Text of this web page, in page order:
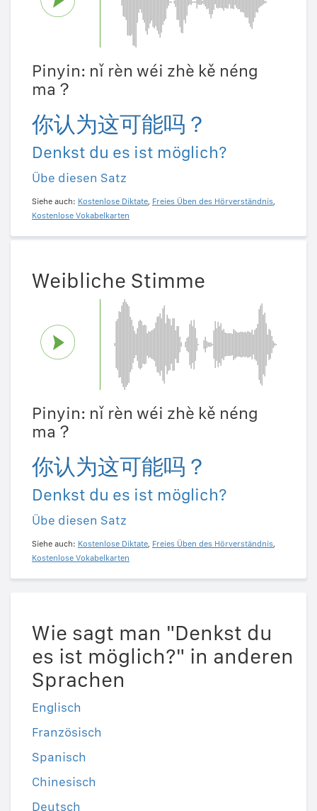
Pinyin: nǐ rèn wéi zhè kě néng
ma？
你认为这可能吗？
Denkst du es ist möglich?
Übe diesen Satz
Siehe auch: Kostenlose Diktate, Freies Üben des Hörverständnis,
Kostenlose Vokabelkarten
Weibliche Stimme
Pinyin: nǐ rèn wéi zhè kě néng
ma？
你认为这可能吗？
Denkst du es ist möglich?
Übe diesen Satz
Siehe auch: Kostenlose Diktate, Freies Üben des Hörverständnis,
Kostenlose Vokabelkarten
Wie sagt man "Denkst du
es ist möglich?" in anderen
Sprachen
Englisch
Französisch
Spanisch
Chinesisch
Deutsch